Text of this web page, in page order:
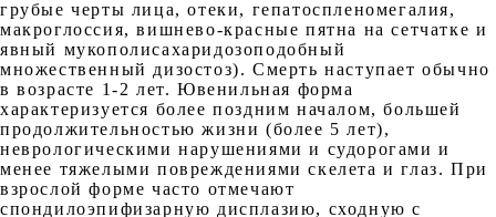
грубые черты лица, отеки, гепатоспленомегалия,
макроглоссия, вишнево-красные пятна на сетчатке и
явный мукополисахаридозоподобный
множественный дизостоз). Смерть наступает обычно
в возрасте 1-2 лет. Ювенильная форма
характеризуется более поздним началом, большей
продолжительностью жизни (более 5 лет),
неврологическими нарушениями и судорогами и
менее тяжелыми повреждениями скелета и глаз. При
взрослой форме часто отмечают
спондилоэпифизарную дисплазию, сходную с